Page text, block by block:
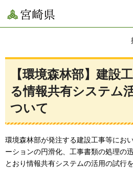
宮崎県
【環境森林部】建設
る情報共有システム
ついて
環境森林部が発注する建設工事等にお
ーションの円滑化、工事書類の処理の
とおり情報共有システムの活用の試行